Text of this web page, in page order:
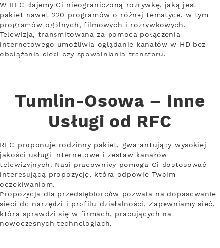
W RFC dajemy Ci nieograniczoną rozrywkę, jaką jest
pakiet nawet 220 programów o różnej tematyce, w tym
programów ogólnych, filmowych i rozrywkowych.
Telewizja, transmitowana za pomocą połączenia
internetowego umożliwia oglądanie kanałów w HD bez
obciążania sieci czy spowalniania transferu.
Tumlin-Osowa – Inne
Usługi od RFC
RFC proponuje rodzinny pakiet, gwarantujący wysokiej
jakości usługi internetowe i zestaw kanałów
telewizyjnych. Nasi pracownicy pomogą Ci dostosować
interesującą propozycję, która odpowie Twoim
oczekiwaniom.
Propozycja dla przedsiębiorców pozwala na dopasowanie
sieci do narzędzi i profilu działalności. Zapewniamy sieć,
która sprawdzi się w firmach, pracujących na
nowoczesnych technologiach.